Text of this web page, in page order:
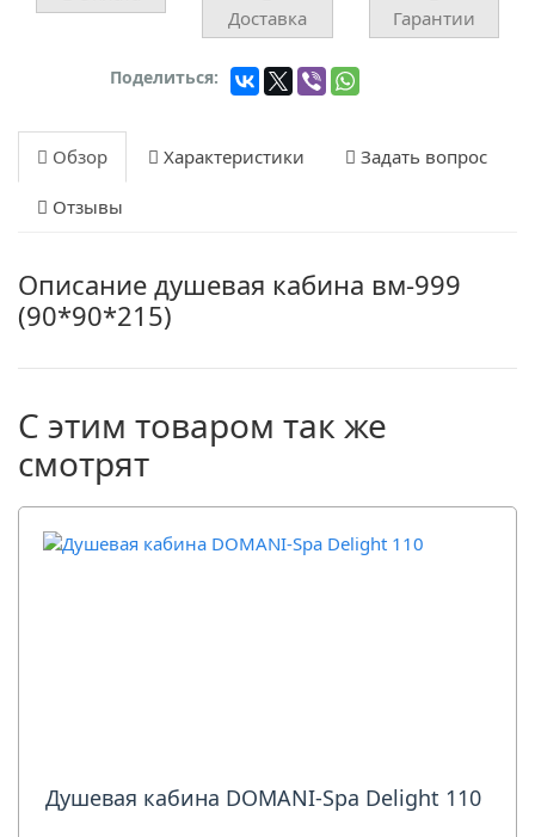
Доставка
Гарантии
Поделиться:
Обзор Характеристики Задать вопрос
Отзывы
Описание душевая кабина вм-999
(90*90*215)
С этим товаром так же
смотрят
Душевая кабина DOMANI-Spa Delight 110